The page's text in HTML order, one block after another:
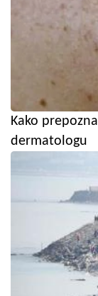
Kako
dermatologu